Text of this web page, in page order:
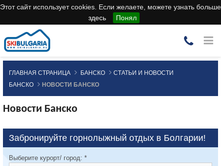
Этот сайт использует cookies. Если желаете, можете узнать больше
здесь
Понял
ГЛАВНАЯ СТРАНИЦА БАНСКО
СТАТЬИ И НОВОСТИ
БАНСКО
НОВОСТИ БАНСКО
Новости Банско
Забронируйте горнолыжный отдых в Болгарии!
Выберите курорт/ город: *